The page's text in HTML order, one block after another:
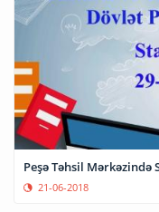
Peşə Təhsil
21-06-2018